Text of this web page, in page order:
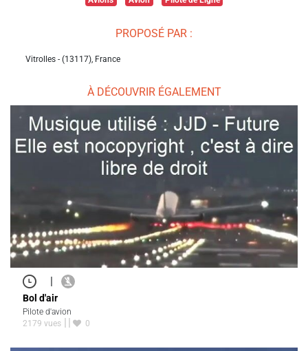
PROPOSÉ PAR :
Vitrolles - (13117), France
À DÉCOUVRIR ÉGALEMENT
|
Bol d'air
Pilote d'avion
2179 vues
0